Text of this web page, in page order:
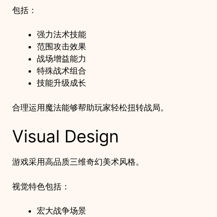
包括：
强力法术技能
范围攻击效果
战场增益能力
特殊战术组合
技能升级成长
合理运用魔法能够帮助玩家轻松扭转战局。
Visual Design
游戏采用高品质三维奇幻美术风格。
视觉特色包括：
宏大战争场景